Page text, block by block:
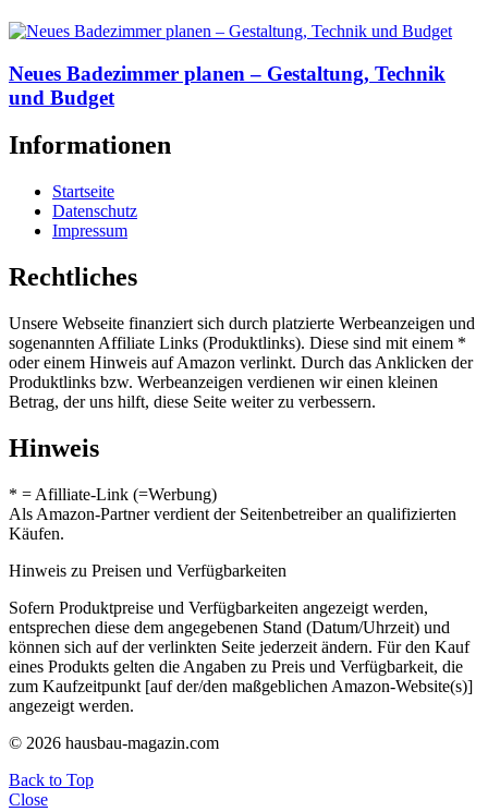
Neues Badezimmer planen – Gestaltung, Technik
und Budget
Informationen
Startseite
Datenschutz
Impressum
Rechtliches
Unsere Webseite finanziert sich durch platzierte Werbeanzeigen und
sogenannten Affiliate Links (Produktlinks). Diese sind mit einem *
oder einem Hinweis auf Amazon verlinkt. Durch das Anklicken der
Produktlinks bzw. Werbeanzeigen verdienen wir einen kleinen
Betrag, der uns hilft, diese Seite weiter zu verbessern.
Hinweis
* = Afilliate-Link (=Werbung)
Als Amazon-Partner verdient der Seitenbetreiber an qualifizierten
Käufen.
Hinweis zu Preisen und Verfügbarkeiten
Sofern Produktpreise und Verfügbarkeiten angezeigt werden,
entsprechen diese dem angegebenen Stand (Datum/Uhrzeit) und
können sich auf der verlinkten Seite jederzeit ändern. Für den Kauf
eines Produkts gelten die Angaben zu Preis und Verfügbarkeit, die
zum Kaufzeitpunkt [auf der/den maßgeblichen Amazon-Website(s)]
angezeigt werden.
© 2026 hausbau-magazin.com
Back to Top
Close